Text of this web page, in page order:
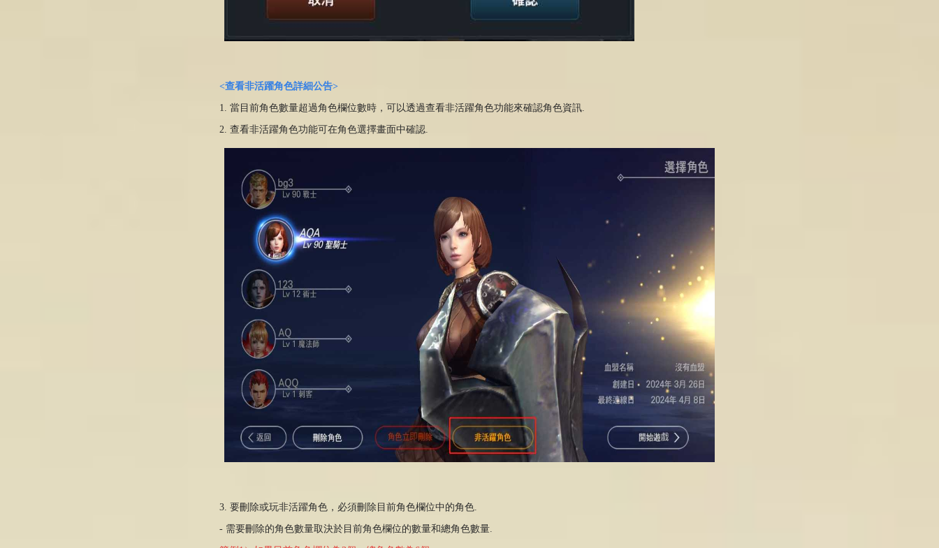
<查看非活躍角色詳細公告>
1. 當目前角色數量超過角色欄位數時，可以透過查看非活躍角色功能來確認角色資訊.
2. 查看非活躍角色功能可在角色選擇畫面中確認.
3. 要刪除或玩非活躍角色，必須刪除目前角色欄位中的角色.
- 需要刪除的角色數量取決於目前角色欄位的數量和總角色數量.